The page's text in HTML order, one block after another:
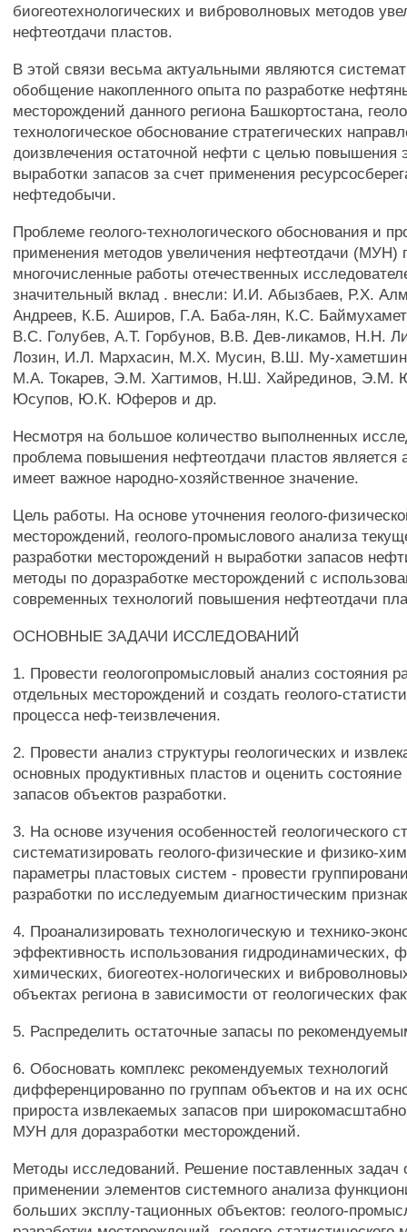
биогеотехнологических и виброволновых методов
нефтеотдачи пластов.
В этой связи весьма актуальными являются
обобщение накопленного опыта по разработке
месторождений данного региона Башкортостана,
технологическое обоснование стратегических
доизвлечения остаточной нефти с целью повышения
выработки запасов за счет применения
нефтедобычи.
Проблеме геолого-технологического обоснования и
применения методов увеличения нефтеотдачи (МУН)
многочисленные работы отечественных
значительный вклад . внесли: И.И. Абызбаев, Р.Х.
Андреев, К.Б. Аширов, Г.А. Баба-лян, К.С.
B.C. Голубев, А.Т. Горбунов, В.В. Дев-ликамов, H.H.
Лозин, И.Л. Мархасин, М.Х. Мусин, В.Ш. Му-
М.А. Токарев, Э.М. Хагтимов, Н.Ш. Хайрединов, Э.М.
Юсупов, Ю.К. Юферов и др.
Несмотря на большое количество выполненных
проблема повышения нефтеотдачи пластов является
имеет важное народно-хозяйственное значение.
Цель работы. На основе уточнения геолого-
месторождений, геолого-промыслового анализа
разработки месторождений н выработки запасов
методы по доразработке месторождений с
современных технологий повышения нефтеотдачи
ОСНОВНЫЕ ЗАДАЧИ ИССЛЕДОВАНИЙ
1. Провести геологопромысловый анализ состояния
отдельных месторождений и создать геолого-
процесса неф-теизвлечения.
2. Провести анализ структуры геологических и
основных продуктивных пластов и оценить
запасов объектов разработки.
3. На основе изучения особенностей геологического
систематизировать геолого-физические и физико-
параметры пластовых систем - провести
разработки по исследуемым диагностическим
4. Проанализировать технологическую и технико-
эффективность использования гидродинамических,
химических, биогеотех-нологических и
объектах региона в зависимости от геологических
5. Распределить остаточные запасы по
6. Обосновать комплекс рекомендуемых технологий
дифференцированно по группам объектов и на их
прироста извлекаемых запасов при
МУН для доразработки месторождений.
Методы исследований. Решение поставленных задач
применении элементов системного анализа
больших эксплу-тационных объектов: геолого-